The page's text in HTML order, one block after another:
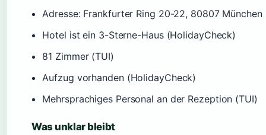
Adresse: Frankfurter Ring 20-22, 80807 München
Hotel ist ein 3-Sterne-Haus (HolidayCheck)
81 Zimmer (TUI)
Aufzug vorhanden (HolidayCheck)
Mehrsprachiges Personal an der Rezeption (TUI)
Was unklar bleibt